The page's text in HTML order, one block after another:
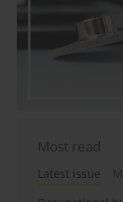
Most read
Latest issue